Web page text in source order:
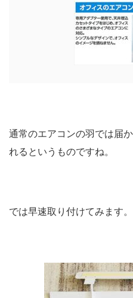
通常のエアコンの羽では届
れるというものですね。
では早速取り付けてみます。